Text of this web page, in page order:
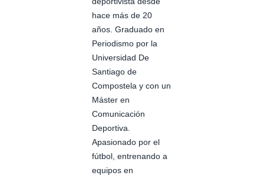
hace más de 20
años. Graduado en
Periodismo por la
Universidad De
Santiago de
Compostela y con un
Máster en
Comunicación
Deportiva.
Apasionado por el
fútbol, entrenando a
equipos en